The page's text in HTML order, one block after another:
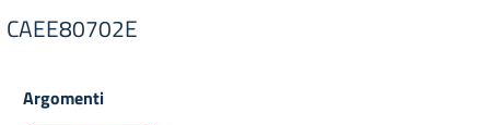
CAEE80702E
Argomenti